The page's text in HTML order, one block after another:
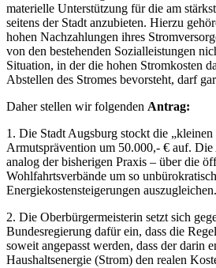
materielle Unterstützung für die am
seitens der Stadt anzubieten. Hierzu
hohen Nachzahlungen ihres
von den bestehenden Sozialleistungen
Situation, in der die hohen Stromkosten
Abstellen des Stromes bevorsteht, darf
Daher stellen wir folgenden Antrag:
1. Die Stadt Augsburg stockt die
Armutsprävention um 50.000,- € auf.
analog der bisherigen Praxis – über die
Wohlfahrtsverbände um so
Energiekostensteigerungen auszugleichen.
2. Die Oberbürgermeisterin setzt sich
Bundesregierung dafür ein, dass die
soweit angepasst werden, dass der darin
Haushaltsenergie (Strom) den realen